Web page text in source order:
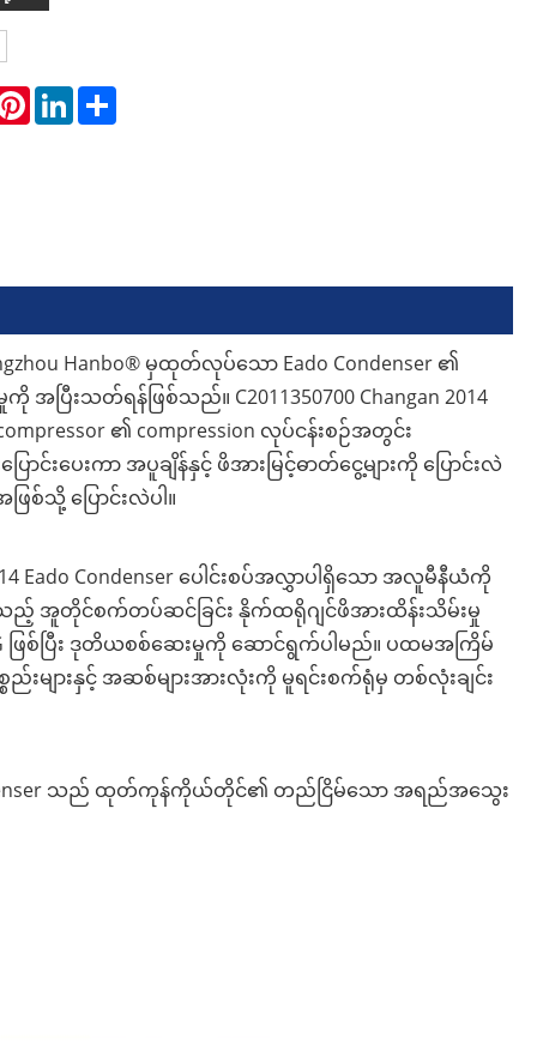
PinterestLinkedIn
Hanbo® မှထုတ်လုပ်သော Eado Condenser ၏
းသတ်ရန်ဖြစ်သည်။ C2011350700 Changan 2014
၏ compression လုပ်ငန်းစဉ်အတွင်း
င်းပေးကာ အပူချိန်နှင့် ဖိအားမြင့်ဓာတ်ငွေ့များကို ပြောင်းလဲ
သို့ ပြောင်းလဲပါ။
Eado Condenser ပေါင်းစပ်အလွှာပါရှိသော အလူမီနီယံကို
ည့် အူတိုင်စက်တပ်ဆင်ခြင်း နိုက်ထရိုဂျင်ဖိအားထိန်းသိမ်းမှု
ဖြစ်ပြီး ဒုတိယစစ်ဆေးမှုကို ဆောင်ရွက်ပါမည်။ ပထမအကြိမ်
းများနှင့် အဆစ်များအားလုံးကို မူရင်းစက်ရုံမှ တစ်လုံးချင်း
Condenser သည် ထုတ်ကုန်ကိုယ်တိုင်၏ တည်ငြိမ်သော အရည်အသွေး